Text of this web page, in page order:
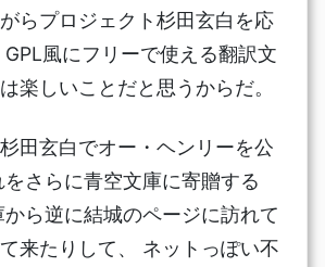
らプロジェクト杉田玄白を応
風にフリーで使える翻訳文
楽しいことだと思うからだ。
田玄白でオー・ヘンリーを公
さらに青空文庫に寄贈する
から逆に結城のページに訪れて
来たりして、 ネットっぽい不